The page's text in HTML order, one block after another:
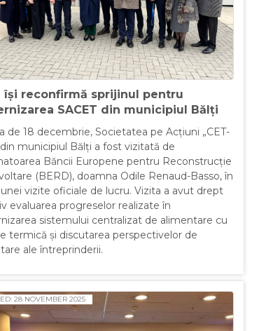
își reconfirmă sprijinul pentru
SACET din municipiul Bălți
de 18 decembrie, Societatea pe Acțiuni „CET-
municipiul Bălți a fost vizitată de
Băncii Europene pentru Reconstrucție
(BERD), doamna Odile Renaud-Basso, în
vizite oficiale de lucru. Vizita a avut drept
evaluarea progreselor realizate în
sistemului centralizat de alimentare cu
termică și discutarea perspectivelor de
ale întreprinderii.
28 NOVEMBER 2025